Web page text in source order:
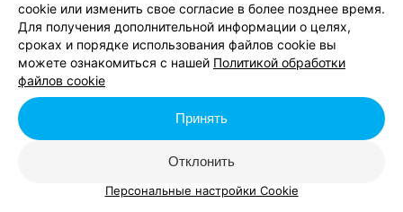
cookie или изменить свое согласие в более позднее время.
Для получения дополнительной информации о целях,
сроках и порядке использования файлов cookie вы
можете ознакомиться с нашей Политикой обработки
файлов cookie
Отклонить
Принять
Персональные настройки Cookie